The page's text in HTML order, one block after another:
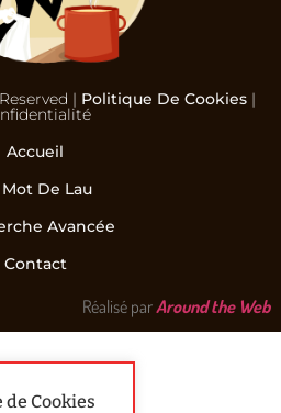
| Politique De Cookies |
Accueil
Mot De Lau
Avancée
Contact
Réalisé parAround the Web
Cookies